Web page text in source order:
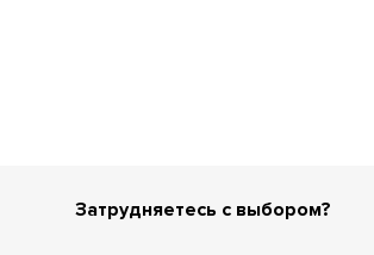
Затрудняетесь с выбором?